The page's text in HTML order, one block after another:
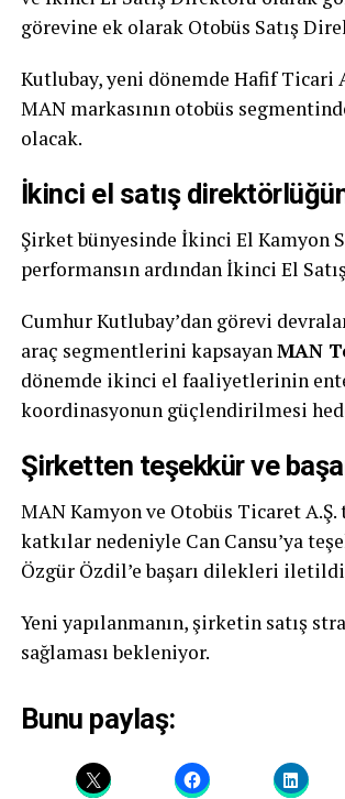
görevine ek olarak Otobüs Satış
Kutlubay, yeni dönemde Hafif
MAN markasının otobüs
olacak.
İkinci el satış
Şirket bünyesinde İkinci El Kamyon
performansın ardından İkinci El
Cumhur Kutlubay’dan görevi
araç segmentlerini kapsayanMAN
dönemde ikinci el faaliyetlerinin
koordinasyonun güçlendirilmesi
Şirketten teşekkür ve
MAN Kamyon ve Otobüs Ticaret
katkılar nedeniyle Can Cansu’ya
Özgür Özdil’e başarı dilekleri
Yeni yapılanmanın, şirketin satış
sağlaması bekleniyor.
Bunu paylaş: